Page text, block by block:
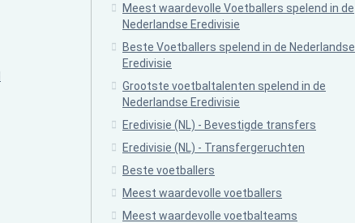
Meest waardevolle Voetballers spelend in de
Nederlandse Eredivisie
Beste Voetballers spelend in de Nederlandse
Eredivisie
Grootste voetbaltalenten spelend in de
Nederlandse Eredivisie
Eredivisie (NL) - Bevestigde transfers
Eredivisie (NL) - Transfergeruchten
Beste voetballers
Meest waardevolle voetballers
Meest waardevolle voetbalteams